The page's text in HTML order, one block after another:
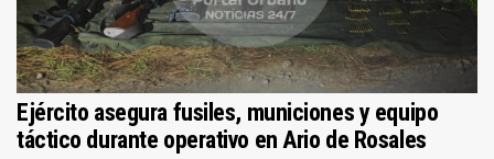
Ejército asegura fusiles, municiones y equipo
táctico durante operativo en Ario de Rosales